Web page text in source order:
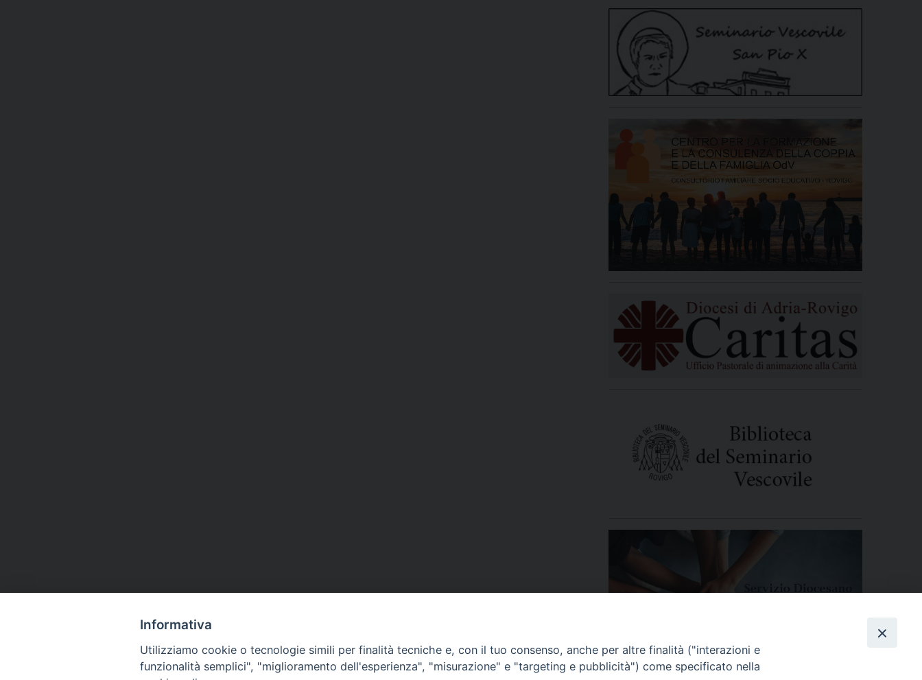
Informativa
Utilizziamo cookie o tecnologie simili per finalità tecniche e, con il tuo consenso, anche per altre finalità ("interazioni e
funzionalità semplici", "miglioramento dell'esperienza", "misurazione" e "targeting e pubblicità") come specificato nella